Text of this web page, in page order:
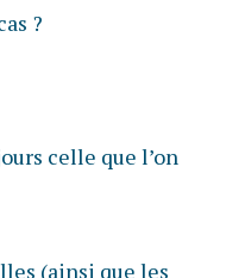
?
celle que l’on
(ainsi que les